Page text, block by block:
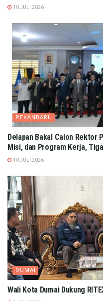
10 JULI 2026
PEKANBARU
Delapan Bakal Calon Rektor
Misi, dan Program Kerja,
10 JULI 2026
DUMAI
Wali Kota Dumai Dukung